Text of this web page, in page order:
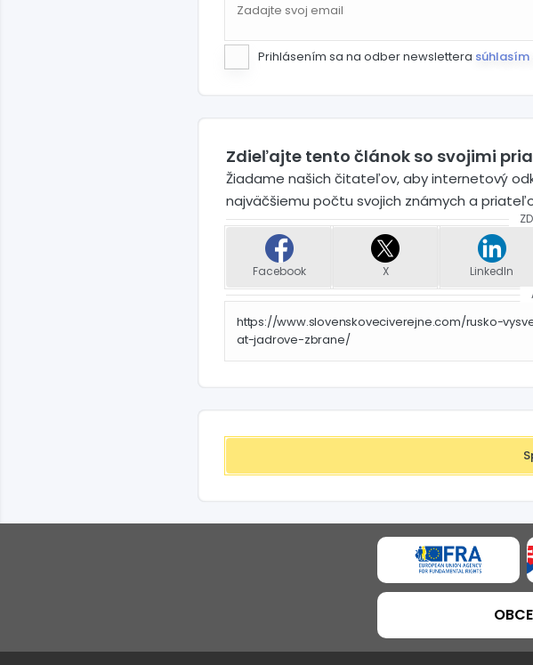
Prihlásením sa na odber newslettera súhlasím
Zdieľajte tento článok so svojimi
Žiadame našich čitateľov, aby internetový
najväčšiemu počtu svojich známych a
Facebook X LinkedIn
https://www.slovenskoveciverejne.com/rusko-
at-jadrove-zbrane/